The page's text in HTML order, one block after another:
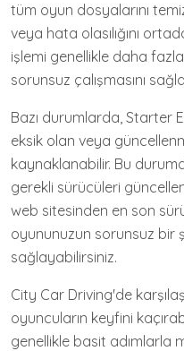
tüm oyun dosyalarını
veya hata olasılığını
işlemi genellikle daha
sorunsuz çalışmasını
Bazı durumlarda, Starter
eksik olan veya
kaynaklanabilir. Bu
gerekli sürücüleri
web sitesinden en son
oyununuzun sorunsuz bir
sağlayabilirsiniz.
City Car Driving'de
oyuncuların keyfini
genellikle basit adımlarla